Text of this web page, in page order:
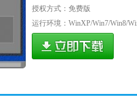
授权方式：免费版
运行环境：WinXP/Win7/Win8/